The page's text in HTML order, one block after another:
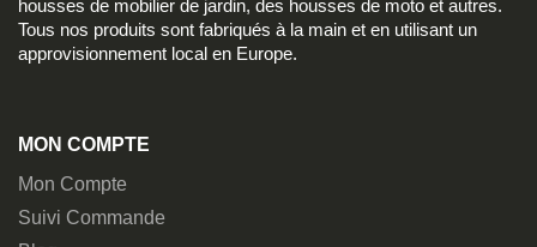
housses de mobilier de jardin, des housses de moto et autres.
Tous nos produits sont fabriqués à la main et en utilisant un
approvisionnement local en Europe.
MON COMPTE
Mon Compte
Suivi Commande